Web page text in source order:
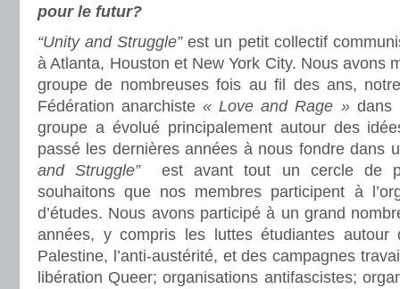
pour le futur?
“Unity and Struggle”est un petit collectif
à Atlanta, Houston et New York City. Nous avons
groupe de nombreuses fois au fil des ans,
Fédération anarchiste« Love and Rage »dans
groupe a évolué principalement autour des
passé les dernières années à nous fondre dans
and Struggle”est avant tout un cercle de
souhaitons que nos membres participent à
d’études. Nous avons participé à un grand
années, y compris les luttes étudiantes
Palestine, l’anti-austérité, et des campagnes
libération Queer; organisations antifascistes;